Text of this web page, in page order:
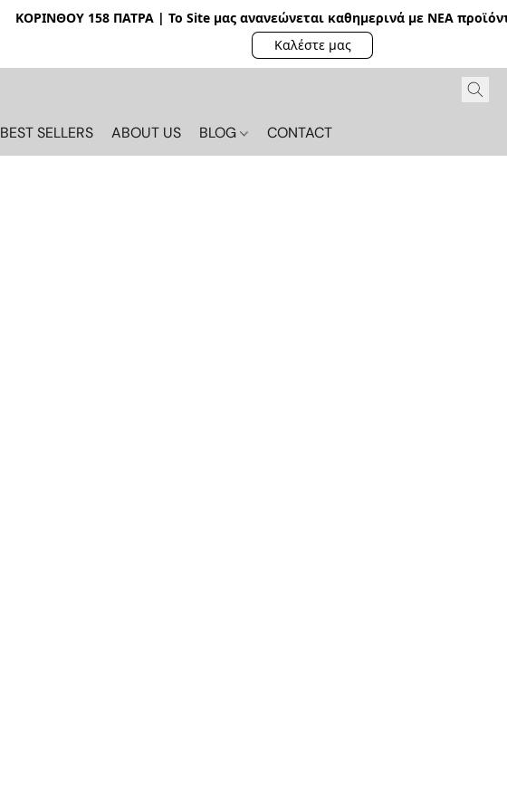
ΚΟΡΙΝΘΟΥ 158 ΠΑΤΡΑ | Το Site μας ανανεώνεται καθημερινά με ΝΕΑ π
Καλέστε μας
BEST SELLERS ABOUT US BLOG CONTACT